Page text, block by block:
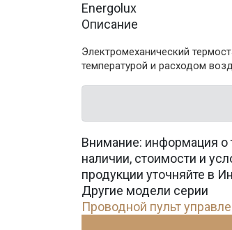
Energolux
Описание
Электромеханический
температурой и расходом
Внимание: информация о
наличии, стоимости и
продукции уточняйте в
Другие модели серии
Проводной пульт